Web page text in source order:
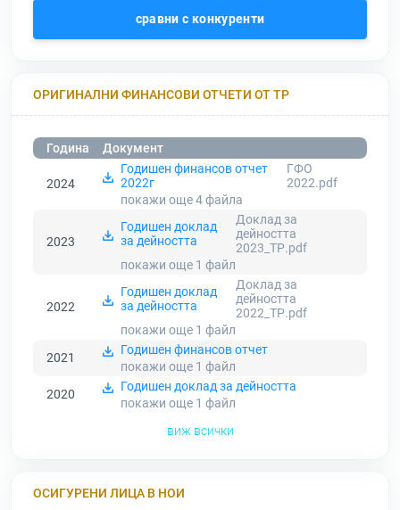
сравни с конкуренти
ОРИГИНАЛНИ ФИНАНСОВИ ОТЧЕТИ ОТ ТР
Година Документ
2024
Годишен финансов отчет
2022г
ГФО
2022.pdf
покажи още 4файла
2023
Годишен доклад
за дейността
Доклад за
дейността
2023_ТР.pdf
покажи още 1 файл
2022
Годишен доклад
за дейността
Доклад за
дейността
2022_ТР.pdf
покажи още 1 файл
2021
Годишен финансов отчет
покажи още 1 файл
2020
Годишен доклад за дейността
покажи още 1 файл
виж всички
ОСИГУРЕНИ ЛИЦА В НОИ